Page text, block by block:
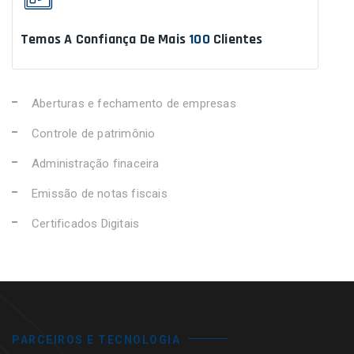
Temos A Confiança De Mais 100 Clientes
Aberturas e fechamento de empresas
Controle de patrimônio
Administração finaceira
Emissão de notas fiscais
Certificados Digitais
PARCEIROS E TECNOLOGIA